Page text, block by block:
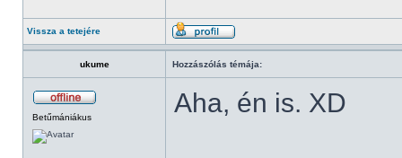
Vissza a tetejére
ukume Hozzászólás témája:
Betűmániákus Aha, én is. XD